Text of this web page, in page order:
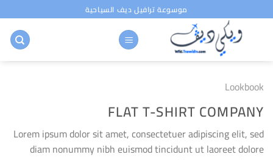
للمحتوى
موسوعة ترافيل ديف السياحية
Lookbook
FLAT T-SHIRT COMPANY
Lorem ipsum dolor sit amet, consectetuer adipiscing elit, sed
diam nonummy nibh euismod tincidunt ut laoreet dolore